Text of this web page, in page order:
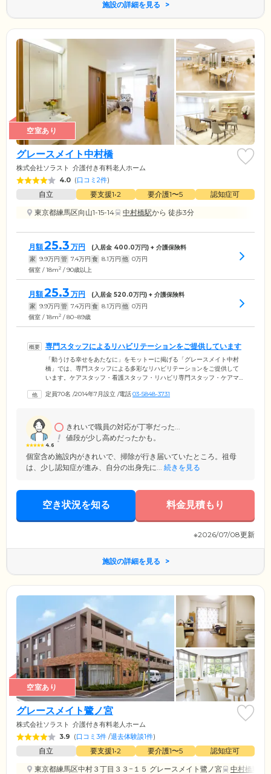
施設の詳細を見る
空室あり
グレースメイト中村橋
株式会社ソラスト 介護付き有料老人ホーム
4.0 (口コミ2件)
自立 要支援1•2 要介護1〜5
認知症可
東京都練馬区向山1-15-14
中村橋駅から 徒歩3分
月額25.3 万円 (入居金 400.0万円) + 介護保険料
家 9.9万円 管 7.4万円 食 8.1万円 他 0万円
個室 / 18m2 / 90歳以上
月額25.3 万円 (入居金 520.0万円) + 介護保険料
家 9.9万円 管 7.4万円 食 8.1万円 他 0万円
個室 / 18m2 / 80~89歳
専門スタッフによるリハビリテーションをご提供しています
「動うける幸せをあたなに」をモットーに掲げる「グレースメイト中村
橋」では、専門スタッフによる多彩なリハビリテーションをご提供して
います。ケアスタッフ・看護スタッフ・リハビリ専門スタッフ・ケアマ
さまがいつまでも健やかな毎日を過ごせるよう、個別性の高い運動メニ
ョンもご用意しています。ご自由に参加できますので、ぜひお楽しみく
ださい。
定員70名 /2014年7月設立 /電話03-5848-3731
4.6
きれいで職員の対応が丁寧だった...
値段が少し高めだったかも。
個室含め施設内がきれいで、掃除が行き届いていたところ。祖母
は、少し認知症が進み、自分の出身先に... 続きを見る
空き状況を知る 料金見積もり
※2026/07/08更新
施設の詳細を見る
空室あり
グレースメイト鷺ノ宮
株式会社ソラスト 介護付き有料老人ホーム
3.9 (口コミ3件 /退去体験談1件)
自立 要支援1•2 要介護1〜5
認知症可
東京都練馬区中村３丁目３３−１５ グレースメイト鷺ノ宮
中村橋駅